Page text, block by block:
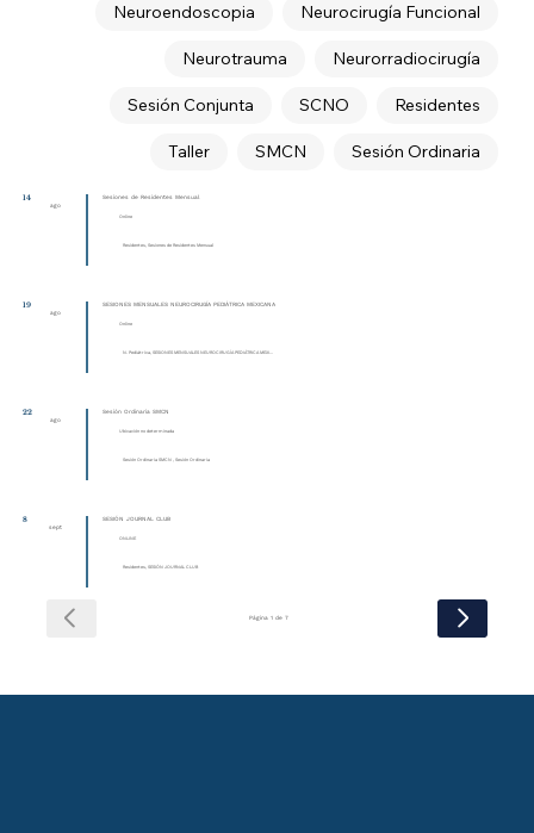
Neurocirugía Funcional
Neuroendoscopia
Neurorradiocirugía
Neurotrauma
Residentes
SCNO
Sesión Conjunta
Sesión Ordinaria
SMCN
Taller
14
ago
Sesiones de Residentes Mensual
Online
Residentes, Sesiones de Residentes Mensual
19
ago
SESIONES MENSUALES NEUROCIRUGÍA PEDIÁTRICA MEXICANA
Online
N. Pediátrica, SESIONES MENSUALES NEUROCIRUGÍA PEDIÁTRICA MEXI...
22
ago
Sesión Ordinaria SMCN
Ubicación no determinada
Sesión Ordinaria SMCN , Sesión Ordinaria
8
sept
SESIÓN JOURNAL CLUB
ONLINE
Residentes, SESIÓN JOURNAL CLUB
Página 1 de 7